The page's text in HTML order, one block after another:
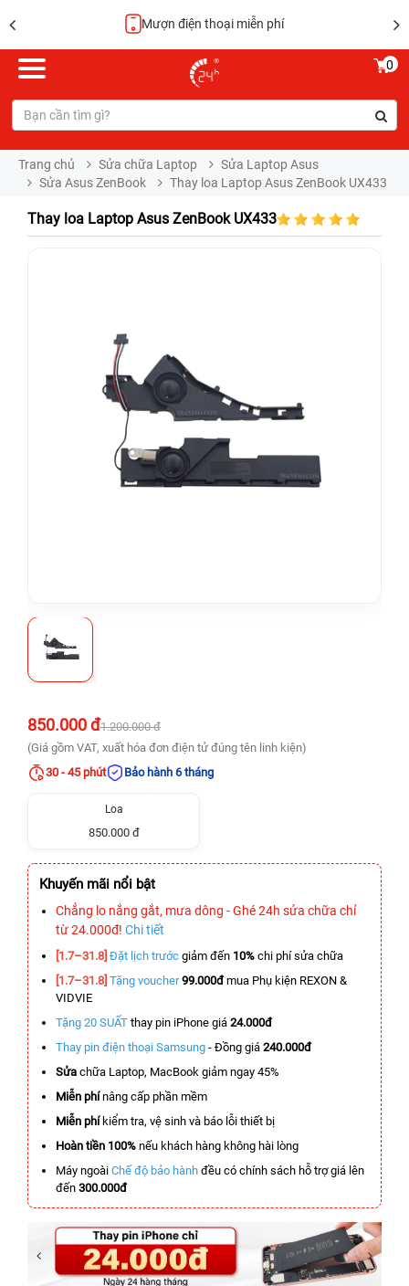
Mượn điện thoại miễn phí
0
Trang chủ Sửa chữa Laptop
Sửa Laptop Asus
Sửa Asus ZenBook
Thay loa Laptop Asus ZenBook UX433
Thay loa Laptop Asus ZenBook UX433
850.000 đ1.200.000 đ
(Giá gồm VAT, xuất hóa đơn điện tử đúng tên linh kiện)
30 - 45 phút
Bảo hành 6 tháng
Loa
850.000 đ
Khuyến mãi nổi bật
Chẳng lo nắng gắt, mưa dông - Ghé 24h sửa chữa chỉ
từ 24.000đ! Chi tiết
[1.7–31.8] Đặt lịch trước giảm đến 10% chi phí sửa chữa
[1.7–31.8] Tặng voucher 99.000đmua Phụ kiện REXON &
VIDVIE
Tặng 20 SUẤT thay pin iPhone giá 24.000đ
Thay pin điện thoại Samsung - Đồng giá 240.000đ
Sửa chữa Laptop, MacBook giảm ngay 45%
Miễn phínâng cấp phần mềm
Miễn phíkiểm tra, vệ sinh và báo lỗi thiết bị
Hoàn tiền 100% nếu khách hàng không hài lòng
Máy ngoài Chế độ bảo hành đều có chính sách hỗ trợ giá lên
đến 300.000đ